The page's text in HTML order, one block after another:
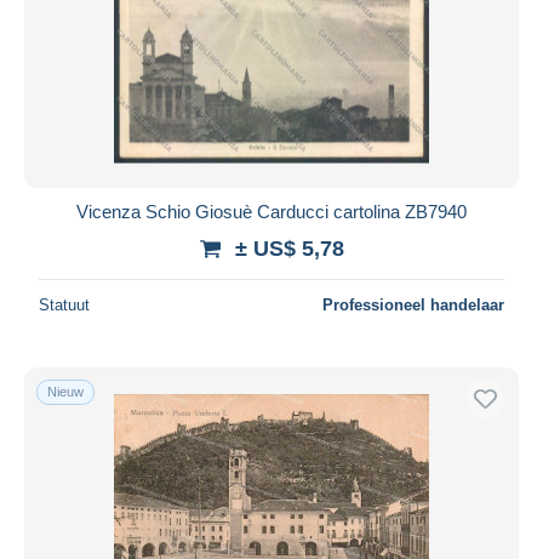
Vicenza Schio Giosuè Carducci cartolina ZB7940
± US$ 5,78
Statuut Professioneel handelaar
Nieuw